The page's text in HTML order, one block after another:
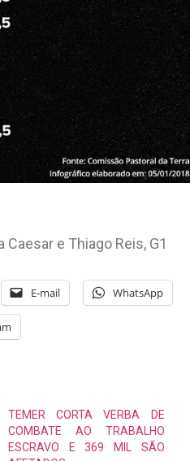
Caesar e Thiago Reis, G1
E-mail WhatsApp
TEMER CORTA VERBA DE
COMBATE AO TRABALHO
ESCRAVO E 369 MIL SÃO